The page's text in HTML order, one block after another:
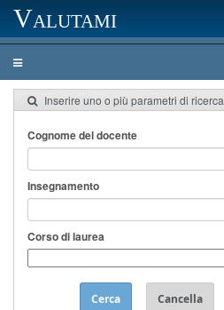
Valutami
Inserire uno o più parametri di ricerca
Cognome del docente
Insegnamento
Corso di laurea
Cerca Cancella